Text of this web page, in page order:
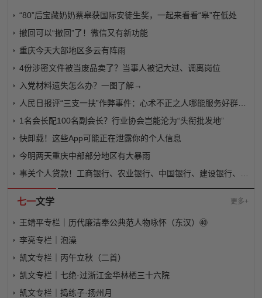
“80”后宝藏奶奶蔡皋获国际安徒生奖，一起来看看“皋”在低处
撤回可以“撤回”了！微信又有新功能
重庆今天大部地区多云有阵雨
4份涉密文件被当废品卖了？当事人被记大过、调离岗位
入党材料遗失怎么办？一图了解→
1名会长配100名副会长？行业协会岂能沦为“头衔批发地”
快卸载！这些App可能正在泄露你的个人信息
今明两天重庆中部部分地区有大暴雨
七一文学 更多+
王靖平专栏｜历代廉洁奉公典范人物咏怀（东汉）㊵
李亮专栏｜泡澡
凯文专栏｜丙午立秋（二首）
凯文专栏｜七绝·过浙江金华林栖三十六院
凯文专栏｜捣练子·扬州月